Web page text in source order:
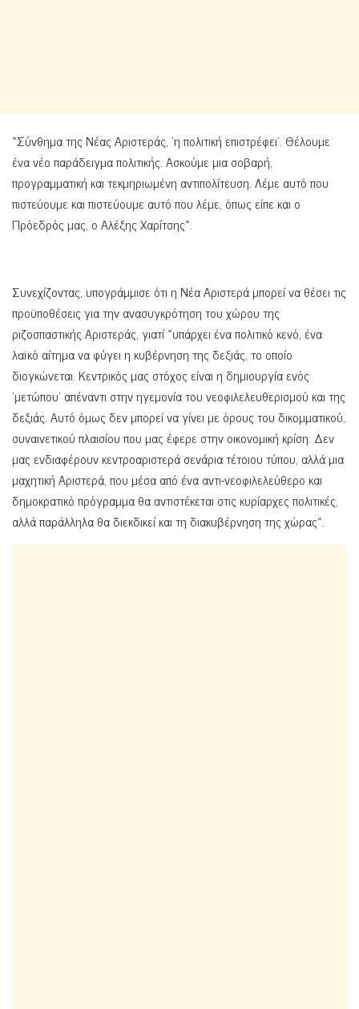
«Σύνθημα της Νέας Αριστεράς, ‘η πολιτική επιστρέφει’. Θέλουμε
ένα νέο παράδειγμα πολιτικής. Ασκούμε μια σοβαρή,
προγραμματική και τεκμηριωμένη αντιπολίτευση. Λέμε αυτό που
πιστεύουμε και πιστεύουμε αυτό που λέμε, όπως είπε και ο
Πρόεδρός μας, ο Αλέξης Χαρίτσης».
Συνεχίζοντας, υπογράμμισε ότι η Νέα Αριστερά μπορεί να θέσει τις
προϋποθέσεις για την ανασυγκρότηση του χώρου της
ριζοσπαστικής Αριστεράς, γιατί «υπάρχει ένα πολιτικό κενό, ένα
λαϊκό αίτημα να φύγει η κυβέρνηση της δεξιάς, το οποίο
διογκώνεται. Κεντρικός μας στόχος είναι η δημιουργία ενός
‘μετώπου’ απέναντι στην ηγεμονία του νεοφιλελευθερισμού και της
δεξιάς. Αυτό όμως δεν μπορεί να γίνει με όρους του δικομματικού,
συναινετικού πλαισίου που μας έφερε στην οικονομική κρίση. Δεν
μας ενδιαφέρουν κεντροαριστερά σενάρια τέτοιου τύπου, αλλά μια
μαχητική Αριστερά, που μέσα από ένα αντι-νεοφιλελεύθερο και
δημοκρατικό πρόγραμμα θα αντιστέκεται στις κυρίαρχες πολιτικές,
αλλά παράλληλα θα διεκδικεί και τη διακυβέρνηση της χώρας».